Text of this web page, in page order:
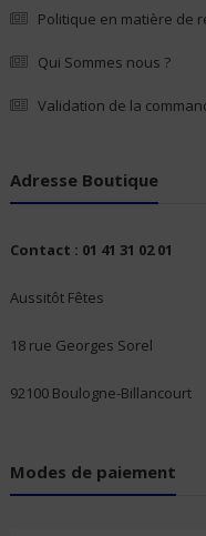
Politique en matière de
Qui Sommes nous ?
Validation de la
Adresse Boutique
Contact : 01 41 31 02 01
Aussitôt Fêtes
18 rue Georges Sorel
92100 Boulogne-Billancourt
Modes de paiement